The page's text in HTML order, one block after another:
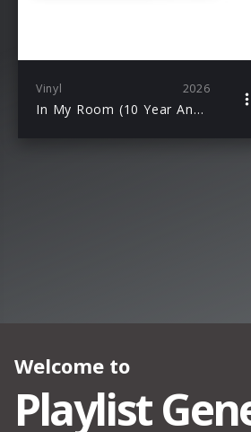
Vinyl 2026
In My Room (10 Year Anniversary Edition – D2C excl. Zoetrope 2LP)